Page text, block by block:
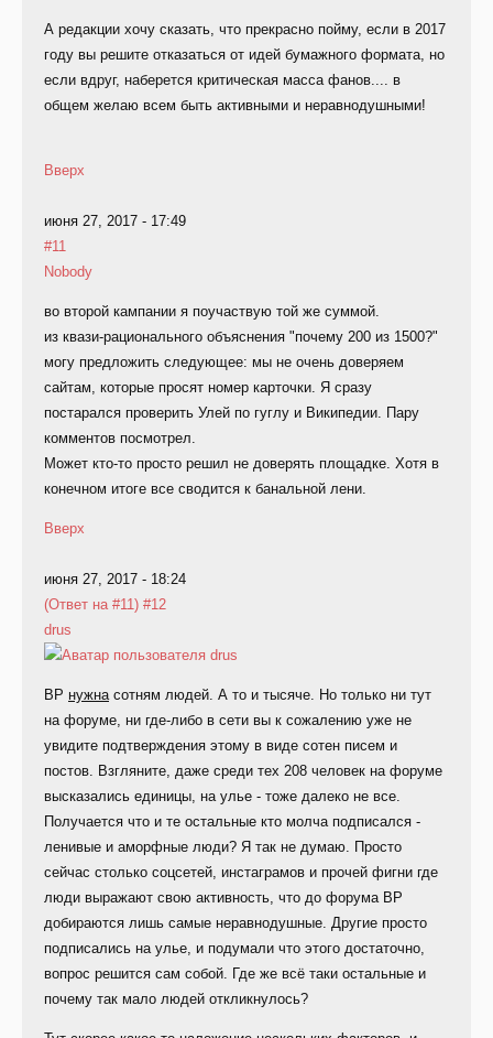
А редакции хочу сказать, что прекрасно пойму, если в 2017
году вы решите отказаться от идей бумажного формата, но
если вдруг, наберется критическая масса фанов.... в
общем желаю всем быть активными и неравнодушными!
Вверх
июня 27, 2017 - 17:49
#11
Nobody
во второй кампании я поучаствую той же суммой.
из квази-рационального объяснения "почему 200 из 1500?"
могу предложить следующее: мы не очень доверяем
сайтам, которые просят номер карточки. Я сразу
постарался проверить Улей по гуглу и Википедии. Пару
комментов посмотрел.
Может кто-то просто решил не доверять площадке. Хотя в
конечном итоге все сводится к банальной лени.
Вверх
июня 27, 2017 - 18:24
(Ответ на #11) #12
drus
ВР нужнасотням людей. А то и тысяче. Но только ни тут
на форуме, ни где-либо в сети вы к сожалению уже не
увидите подтверждения этому в виде сотен писем и
постов. Взгляните, даже среди тех 208 человек на форуме
высказались единицы, на улье - тоже далеко не все.
Получается что и те остальные кто молча подписался -
ленивые и аморфные люди? Я так не думаю. Просто
сейчас столько соцсетей, инстаграмов и прочей фигни где
люди выражают свою активность, что до форума ВР
добираются лишь самые неравнодушные. Другие просто
подписались на улье, и подумали что этого достаточно,
вопрос решится сам собой. Где же всё таки остальные и
почему так мало людей откликнулось?